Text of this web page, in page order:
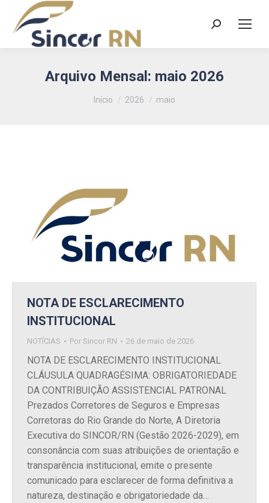
Search:
Arquivo Mensal: maio 2026
Você está aqui:
Início 2026 maio
NOTA DE ESCLARECIMENTO
INSTITUCIONAL
NOTÍCIAS Por Sincor RN 26 de maio de 2026
NOTA DE ESCLARECIMENTO INSTITUCIONAL
CLÁUSULA QUADRAGÉSIMA: OBRIGATORIEDADE
DA CONTRIBUIÇÃO ASSISTENCIAL PATRONAL
Prezados Corretores de Seguros e Empresas
Corretoras do Rio Grande do Norte, A Diretoria
Executiva do SINCOR/RN (Gestão 2026-2029), em
consonância com suas atribuições de orientação e
transparência institucional, emite o presente
comunicado para esclarecer de forma definitiva a
natureza, destinação e obrigatoriedade da…